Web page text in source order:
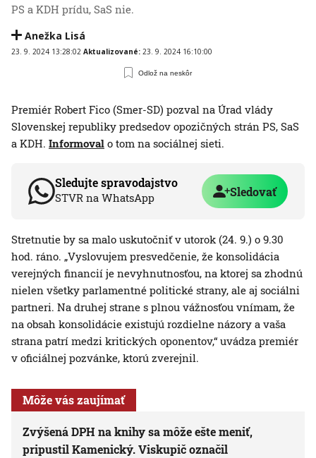
PS a KDH prídu, SaS nie.
Anežka Lisá
23. 9. 2024 13:28:02 Aktualizované: 23. 9. 2024 16:10:00
Odlož na neskôr
Premiér Robert Fico (Smer-SD) pozval na Úrad vlády
Slovenskej republiky predsedov opozičných strán PS, SaS
a KDH. Informoval o tom na sociálnej sieti.
Sledujte spravodajstvo
STVR na WhatsApp Sledovať
Stretnutie by sa malo uskutočniť v utorok (24. 9.) o 9.30
hod. ráno. „Vyslovujem presvedčenie, že konsolidácia
verejných financií je nevyhnutnosťou, na ktorej sa zhodnú
nielen všetky parlamentné politické strany, ale aj sociálni
partneri. Na druhej strane s plnou vážnosťou vnímam, že
na obsah konsolidácie existujú rozdielne názory a vaša
strana patrí medzi kritických oponentov,“ uvádza premiér
v oficiálnej pozvánke, ktorú zverejnil.
Môže vás zaujímať
Zvýšená DPH na knihy sa môže ešte meniť,
pripustil Kamenický. Viskupič označil